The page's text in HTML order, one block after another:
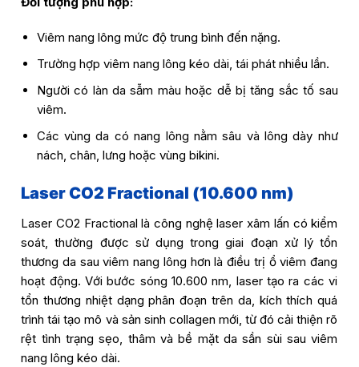
Viêm nang lông mức độ trung bình đến nặng.
Trường hợp viêm nang lông kéo dài, tái phát nhiều lần.
Người có làn da sẫm màu hoặc dễ bị tăng sắc tố sau
viêm.
Các vùng da có nang lông nằm sâu và lông dày như
nách, chân, lưng hoặc vùng bikini.
Laser CO2 Fractional (10.600 nm)
Laser CO2 Fractional là công nghệ laser xâm lấn có kiểm
soát, thường được sử dụng trong giai đoạn xử lý tổn
thương da sau viêm nang lông hơn là điều trị ổ viêm đang
hoạt động. Với bước sóng 10.600 nm, laser tạo ra các vi
tổn thương nhiệt dạng phân đoạn trên da, kích thích quá
trình tái tạo mô và sản sinh collagen mới, từ đó cải thiện rõ
rệt tình trạng sẹo, thâm và bề mặt da sần sùi sau viêm
nang lông kéo dài.